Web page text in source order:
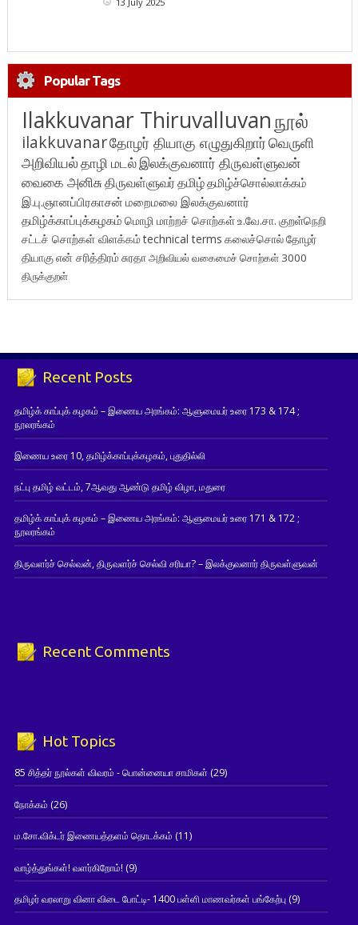
Popular Tags
Ilakkuvanar Thiruvalluvanநூல்
ilakkuvanarதோழர் தியாகு எழுதுகிறார்வெருளி
அறிவியல்தாழி மடல்இலக்குவனார் திருவள்ளுவன்
வைகை அனிசுதிருவள்ளுவர்தமிழ்தமிழ்ச்சொல்லாக்கம்
இ.பு.ஞானப்பிரகாசன் மறைமலை இலக்குவனார்
தமிழ்க்காப்புக்கழகம் மொழி மாற்றச் சொற்கள்உ.வே.சா. குறள்நெறி
சட்டச் சொற்கள் விளக்கம்technical terms கலைச்சொல்தோழர்
தியாகுஎன் சரித்திரம்சுரதாஅறிவியல் வகைமைச் சொற்கள் 3000
திருக்குறள்
Recent Posts
தமிழ்க் காப்புக் கழகம் – இணைய அரங்கம்: ஆளுமையர் உரை 173 & 174 ;
நூலரங்கம்
இணைய உரை 10, தமிழ்க்காப்புக்கழகம், புதுதில்லி
நட்பு தமிழ் வட்டம், 7ஆவது ஆண்டு தமிழ் விழா, மதுரை
தமிழ்க் காப்புக் கழகம் – இணைய அரங்கம்: ஆளுமையர் உரை 171 & 172 ;
நூலரங்கம்
திருவளர்ச் செல்வன், திருவளர்ச் செல்வி சரியா? – இலக்குவனார் திருவள்ளுவன்
Recent Comments
Hot Topics
85 சித்தர் நூல்கள் விவரம் - பொன்னையா சாமிகள் (29)
நோக்கம் (26)
ம.சோ.விக்டர் இணையத்தளம் தொடக்கம் (11)
வாழ்த்துங்கள்! வளர்கிறோம்! (9)
தமிழர் வரலாறு வினா விடை போட்டி- 1400 பள்ளி மாணவர்கள் பங்கேற்பு(9)